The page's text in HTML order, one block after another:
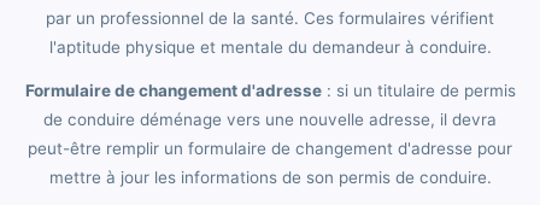
par un professionnel de la santé. Ces formulaires vérifient
l'aptitude physique et mentale du demandeur à conduire.
Formulaire de changement d'adresse: si un titulaire de permis
de conduire déménage vers une nouvelle adresse, il devra
peut-être remplir un formulaire de changement d'adresse pour
mettre à jour les informations de son permis de conduire.